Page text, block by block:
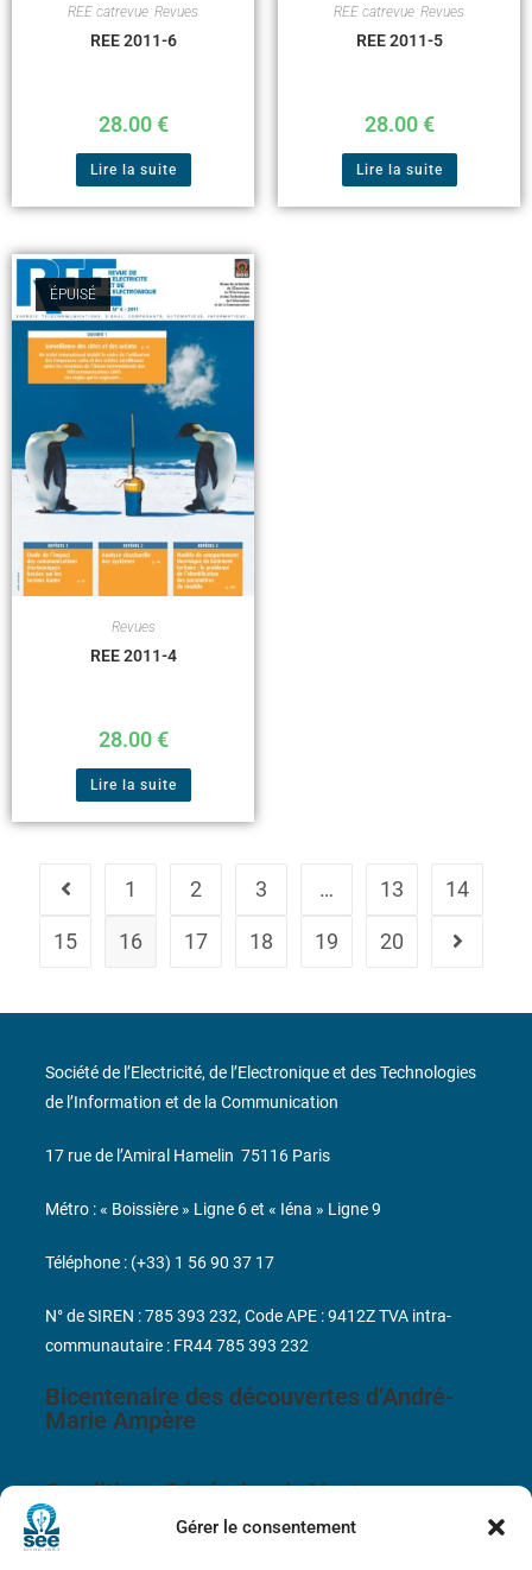
Gérer le consentement
REE catrevue Revues
REE 2011-6
28.00€
Lire la suite
REE catrevue Revues
REE 2011-5
28.00€
Lire la suite
ÉPUISÉ
Revues
REE 2011-4
28.00€
Lire la suite
1 2 3 … 13 14
15 16 17 18 19 20
Bicentenaire des découvertes d’André-
Marie Ampère
Conditions Générales de Vente
Société de l’Electricité, de l’Electronique et des Technologies
de l’Information et de la Communication
17 rue de l’Amiral Hamelin 75116 Paris
Métro : « Boissière » Ligne 6 et « Iéna » Ligne 9
Téléphone : (+33) 1 56 90 37 17
N° de SIREN : 785 393 232, Code APE : 9412Z TVA intra-
communautaire : FR44 785 393 232